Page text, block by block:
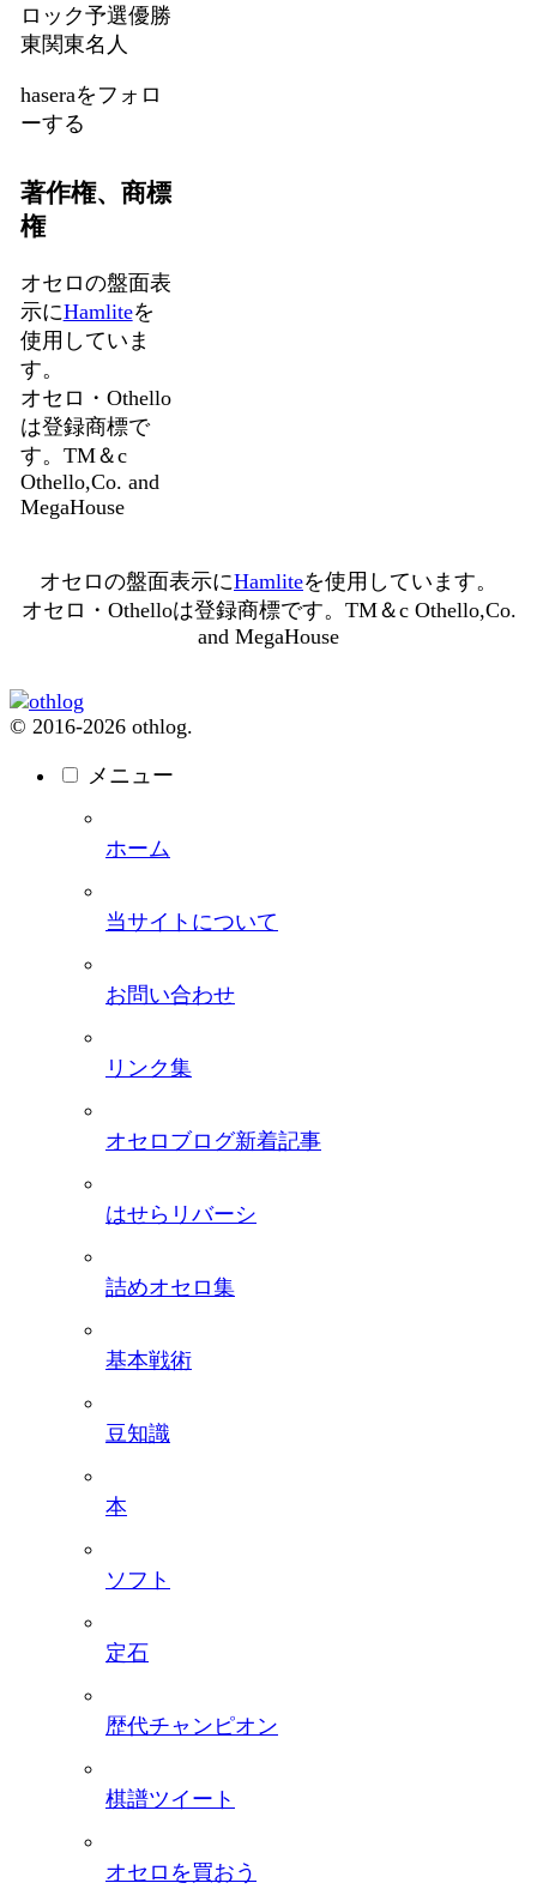
ロック予選優勝
東関東名人
haseraをフォロ
ーする
著作権、商標
権
オセロの盤面表
示にHamliteを
使用していま
す。
オセロ・Othello
は登録商標で
す。TM＆c
Othello,Co. and
MegaHouse
オセロの盤面表示にHamliteを使用しています。
オセロ・Othelloは登録商標です。TM＆c Othello,Co.
and MegaHouse
© 2016-2026 othlog.
メニュー
ホーム
当サイトについて
お問い合わせ
リンク集
オセロブログ新着記事
はせらリバーシ
詰めオセロ集
基本戦術
豆知識
本
ソフト
定石
歴代チャンピオン
棋譜ツイート
オセロを買おう